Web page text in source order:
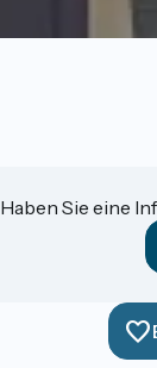
Haben Sie eine